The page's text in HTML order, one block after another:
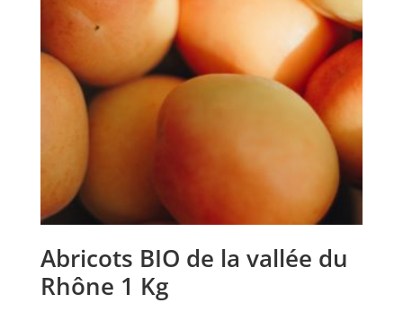
Abricots BIO de la vallée du
Rhône 1 Kg